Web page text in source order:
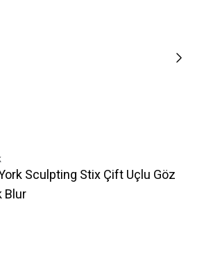
Sculpting Stix Çift Uçlu Göz
Blur